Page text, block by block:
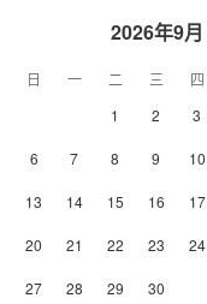
2026年9月
日 一 二 三
四
1
2 3
6 7 8 9 10
13 14 15 16 17
20 21 22 23 24
27 28 29 30
電視機